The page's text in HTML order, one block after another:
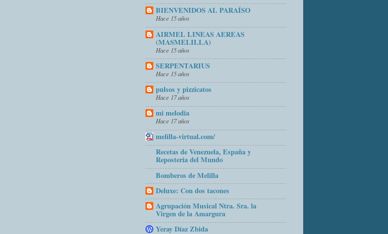
BIENVENIDOS AL PARAÍSO
Hace 15 años
AIRMEL LINEAS AEREAS
(MASMELILLA)
Hace 15 años
SERPENTARIUS
Hace 15 años
pulsos y pizzicatos
Hace 17 años
mi melodia
Hace 17 años
melilla-virtual.com/
Recetas de Venezuela, España y
Reposteria del Mundo
Bomberos de Melilla
Deluxe: Con dos tacones
Agrupación Musical Ntra. Sra. la
Virgen de la Amargura
Yeray Díaz Zbida